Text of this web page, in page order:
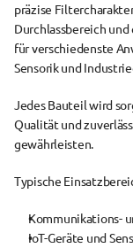
präzise
Durchlassbereich
für verschiedenste
Sensorik und
Jedes Bauteil wird
Qualität und
gewährleisten.
Typische
Kommunikations-
IoT-Geräte und